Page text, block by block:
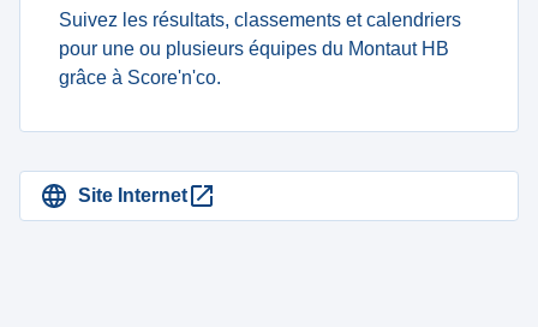
Suivez les résultats, classements et calendriers
pour une ou plusieurs équipes du Montaut HB
grâce à Score'n'co.
Site Internet